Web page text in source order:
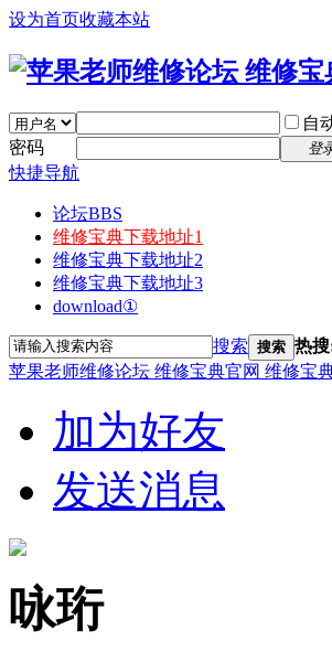
设为首页收藏本站
自
密码
登
快捷导航
论坛BBS
维修宝典下载地址1
维修宝典下载地址2
维修宝典下载地址3
download①
搜索 搜索 热
苹果老师维修论坛 维修宝典官网 维修宝
加为好友
发送消息
咏珩